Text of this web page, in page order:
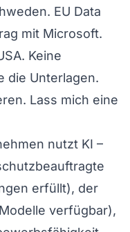
EU Data
mit Microsoft.
Keine
die Unterlagen.
Lass mich eine
nutzt KI –
erfüllt), der
verfügbar),